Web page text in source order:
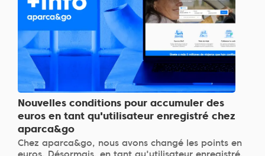
Nouvelles conditions pour accumuler des
euros en tant qu'utilisateur enregistré chez
aparca&go
Chez aparca&go, nous avons changé les points en